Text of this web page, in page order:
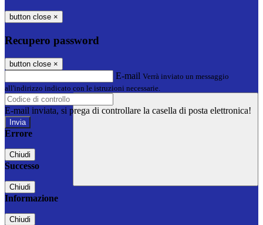
button close ×
Recupero password
button close ×
E-mail Verrà inviato un messaggio
all'indirizzo indicato con le istruzioni necessarie.
E-mail inviata, si prega di controllare la casella di posta elettronica!
Errore
Chiudi
Successo
Chiudi
Informazione
Chiudi